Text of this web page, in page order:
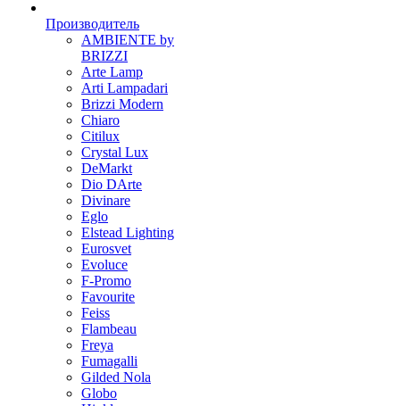
Производитель
AMBIENTE by
BRIZZI
Arte Lamp
Arti Lampadari
Brizzi Modern
Chiaro
Citilux
Crystal Lux
DeMarkt
Dio DArte
Divinare
Eglo
Elstead Lighting
Eurosvet
Evoluce
F-Promo
Favourite
Feiss
Flambeau
Freya
Fumagalli
Gilded Nola
Globo